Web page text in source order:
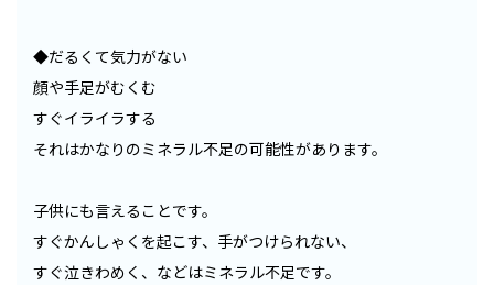
◆だるくて気力がない
顔や手足がむくむ
すぐイライラする
それはかなりのミネラル不足の可能性があります。
子供にも言えることです。
すぐかんしゃくを起こす、手がつけられない、
すぐ泣きわめく、などはミネラル不足です。